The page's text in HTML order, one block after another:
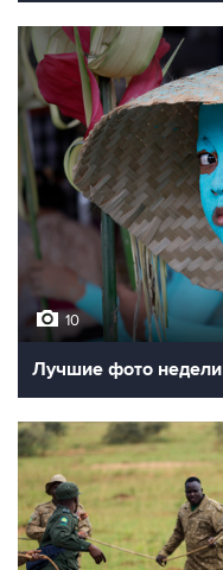
10
Лучшие фото недели